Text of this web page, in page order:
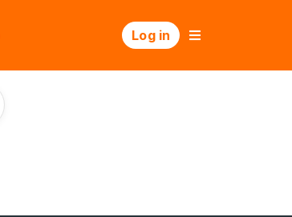
Log in